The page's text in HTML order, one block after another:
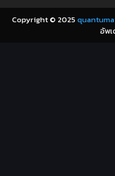
Coming-of-Age ก้าว
Copyright © 2025
อัพ